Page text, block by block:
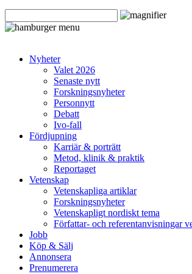
Nyheter
Valet 2026
Senaste nytt
Forskningsnyheter
Personnytt
Debatt
Ivo-fall
Fördjupning
Karriär & porträtt
Metod, klinik & praktik
Reportaget
Vetenskap
Vetenskapliga artiklar
Forskningsnyheter
Vetenskapligt nordiskt tema
Författar- och referentanvisningar
Jobb
Köp & Sälj
Annonsera
Prenumerera